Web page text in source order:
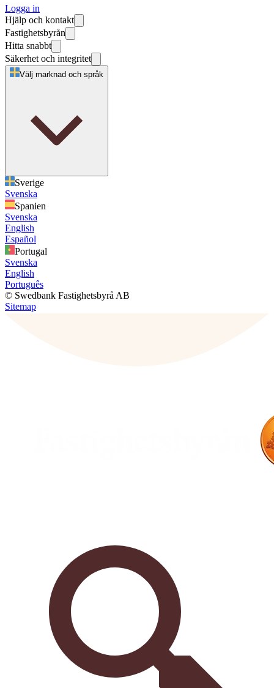
Logga in
Hjälp och kontakt
Fastighetsbyrån
Hitta snabbt
Säkerhet och integritet
Välj marknad och språk
Sverige
Svenska
Spanien
Svenska
English
Español
Portugal
Svenska
English
Português
© Swedbank Fastighetsbyrå AB
Sitemap